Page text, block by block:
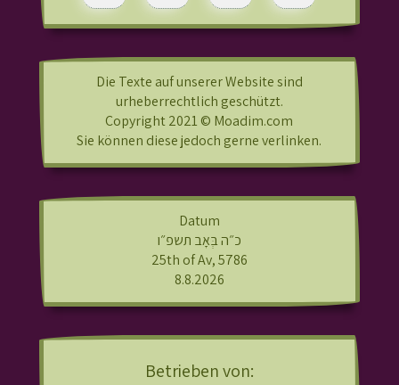
Die Texte auf unserer Website sind
urheberrechtlich geschützt.
Copyright 2021 © Moadim.com
Sie können diese jedoch gerne verlinken.
Datum
כ״ה בְּאָב תשפ״ו
25th of Av, 5786
8.8.2026
Betrieben von: